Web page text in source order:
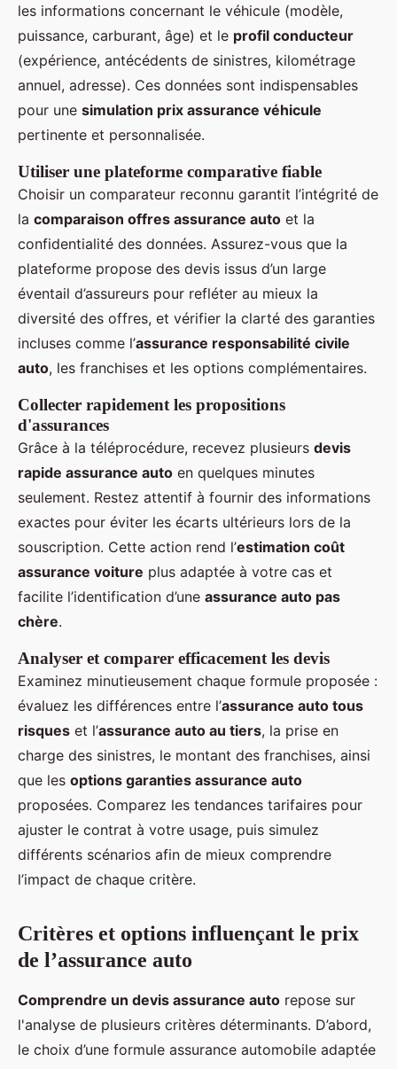
les informations concernant le véhicule (modèle,
puissance, carburant, âge) et le profil conducteur
(expérience, antécédents de sinistres, kilométrage
annuel, adresse). Ces données sont indispensables
pour une simulation prix assurance véhicule
pertinente et personnalisée.
Utiliser une plateforme comparative fiable
Choisir un comparateur reconnu garantit l’intégrité de
la comparaison offres assurance auto et la
confidentialité des données. Assurez-vous que la
plateforme propose des devis issus d’un large
éventail d’assureurs pour refléter au mieux la
diversité des offres, et vérifier la clarté des garanties
incluses comme l’assurance responsabilité civile
auto, les franchises et les options complémentaires.
Collecter rapidement les propositions
d'assurances
Grâce à la téléprocédure, recevez plusieurs devis
rapide assurance auto en quelques minutes
seulement. Restez attentif à fournir des informations
exactes pour éviter les écarts ultérieurs lors de la
souscription. Cette action rend l’estimation coût
assurance voiture plus adaptée à votre cas et
facilite l’identification d’une assurance auto pas
chère.
Analyser et comparer efficacement les devis
Examinez minutieusement chaque formule proposée :
évaluez les différences entre l’assurance auto tous
risques et l’assurance auto au tiers, la prise en
charge des sinistres, le montant des franchises, ainsi
que les options garanties assurance auto
proposées. Comparez les tendances tarifaires pour
ajuster le contrat à votre usage, puis simulez
différents scénarios afin de mieux comprendre
l’impact de chaque critère.
Critères et options influençant le prix
de l’assurance auto
Comprendre un devis assurance auto repose sur
l'analyse de plusieurs critères déterminants. D’abord,
le choix d’une formule assurance automobile adaptée